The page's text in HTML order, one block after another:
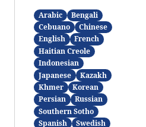
Arabic
Bengali
Cebuano
Chinese
English
French
Haitian Creole
Indonesian
Japanese
Kazakh
Khmer
Korean
Persian
Russian
Southern Sotho
Spanish
Swedish